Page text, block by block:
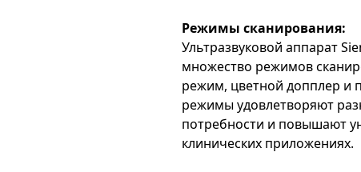
Режимы сканирования:
Ультразвуковой аппарат
множество режимов
режим, цветной допплер и
режимы удовлетворяют
потребности и повышают
клинических приложениях.